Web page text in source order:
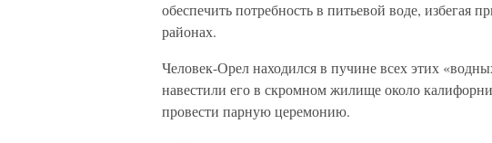
обеспечить потребность в питьевой воде, избегая
районах.
Человек-Орел находился в пучине всех этих
навестили его в скромном жилище около
провести парную церемонию.